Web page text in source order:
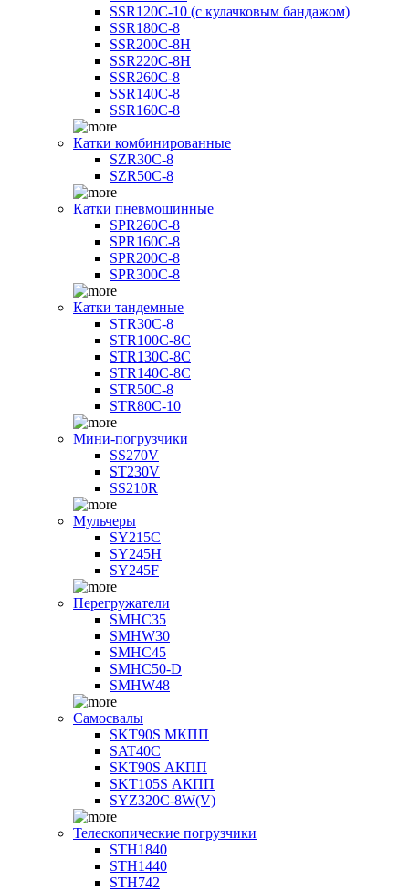
SSR120C-10 (с кулачковым бандажом)
SSR180C-8
SSR200C-8H
SSR220C-8H
SSR260C-8
SSR140C-8
SSR160C-8
Катки комбинированные
SZR30C-8
SZR50C-8
Катки пневмошинные
SPR260C-8
SPR160C-8
SPR200C-8
SPR300C-8
Катки тандемные
STR30C-8
STR100C-8С
STR130C-8С
STR140C-8С
STR50C-8
STR80C-10
Мини-погрузчики
SS270V
ST230V
SS210R
Мульчеры
SY215C
SY245H
SY245F
Перегружатели
SMHC35
SMHW30
SMHC45
SMHC50-D
SMHW48
Самосвалы
SKT90S МКПП
SAT40C
SKT90S АКПП
SKT105S АКПП
SYZ320C-8W(V)
Телескопические погрузчики
STH1840
STH1440
STH742